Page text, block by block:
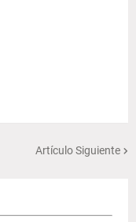
Artículo Siguiente